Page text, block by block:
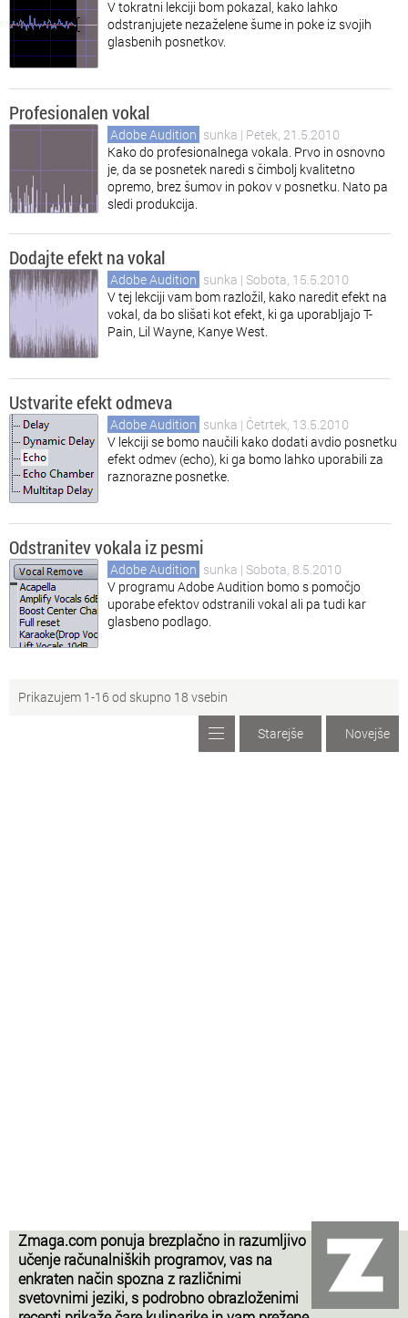
V tokratni lekciji bom pokazal, kako lahko
odstranjujete nezaželene šume in poke iz svojih
glasbenih posnetkov.
Profesionalen vokal
Adobe Audition sunka | Petek, 21.5.2010
Kako do profesionalnega vokala. Prvo in osnovno
je, da se posnetek naredi s čimbolj kvalitetno
opremo, brez šumov in pokov v posnetku. Nato pa
sledi produkcija.
Dodajte efekt na vokal
Adobe Audition sunka | Sobota, 15.5.2010
V tej lekciji vam bom razložil, kako naredit efekt na
vokal, da bo slišati kot efekt, ki ga uporabljajo T-
Pain, Lil Wayne, Kanye West.
Ustvarite efekt odmeva
Adobe Audition sunka | Četrtek, 13.5.2010
V lekciji se bomo naučili kako dodati avdio posnetku
efekt odmev (echo), ki ga bomo lahko uporabili za
raznorazne posnetke.
Odstranitev vokala iz pesmi
Adobe Audition sunka | Sobota, 8.5.2010
V programu Adobe Audition bomo s pomočjo
uporabe efektov odstranili vokal ali pa tudi kar
glasbeno podlago.
Prikazujem 1-16 od skupno 18 vsebin
Novejše
Starejše
Zmaga.com ponuja brezplačno in razumljivo
učenje računalniških programov, vas na
enkraten način spozna z različnimi
svetovnimi jeziki, s podrobno obrazloženimi